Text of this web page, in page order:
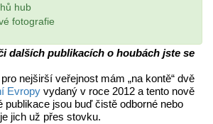
hub
fotografie
dalších publikacích o houbách jste se
nejširší veřejnost mám „na kontě“ dvě
Evropy vydaný v roce 2012 a tento nově
jsou buď čistě odborné nebo
jich už přes stovku.